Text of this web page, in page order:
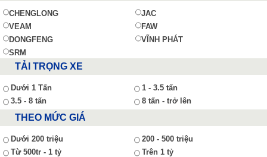
CHENGLONG
JAC
VEAM
FAW
DONGFENG
VĨNH PHÁT
SRM
TẢI TRỌNG XE
Dưới 1 Tấn
1 - 3.5 tấn
3.5 - 8 tấn
8 tấn - trở lên
THEO MỨC GIÁ
Dưới 200 triệu
200 - 500 triệu
Từ 500tr - 1 tỷ
Trên 1 tỷ